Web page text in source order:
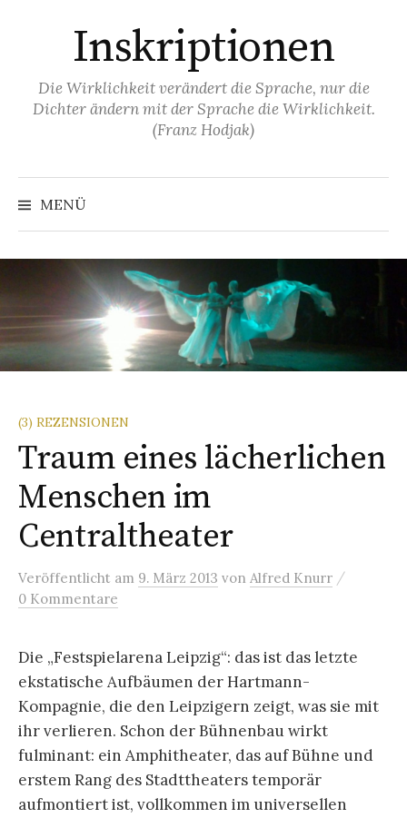
Inskriptionen
Die Wirklichkeit verändert die Sprache, nur die
Dichter ändern mit der Sprache die Wirklichkeit.
(Franz Hodjak)
MENÜ
(3) REZENSIONEN
Traum eines lächerlichen
Menschen im
Centraltheater
Veröffentlicht am 9. März 2013 von Alfred Knurr /
0 Kommentare
Die „Festspielarena Leipzig“: das ist das letzte
ekstatische Aufbäumen der Hartmann-
Kompagnie, die den Leipzigern zeigt, was sie mit
ihr verlieren. Schon der Bühnenbau wirkt
fulminant: ein Amphitheater, das auf Bühne und
erstem Rang des Stadttheaters temporär
aufmontiert ist, vollkommen im universellen